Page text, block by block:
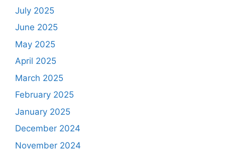
July 2025
June 2025
May 2025
April 2025
March 2025
February 2025
January 2025
December 2024
November 2024